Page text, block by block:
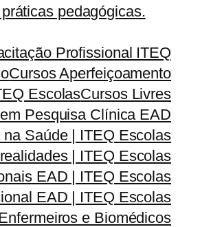
pedagógicas.
Profissional ITEQ
Cursos Aperfeiçoamento
EscolasCursos Livres
Pesquisa Clínica EAD
Saúde | ITEQ Escolas
| ITEQ Escolas
EAD | ITEQ Escolas
EAD | ITEQ Escolas
e Biomédicos